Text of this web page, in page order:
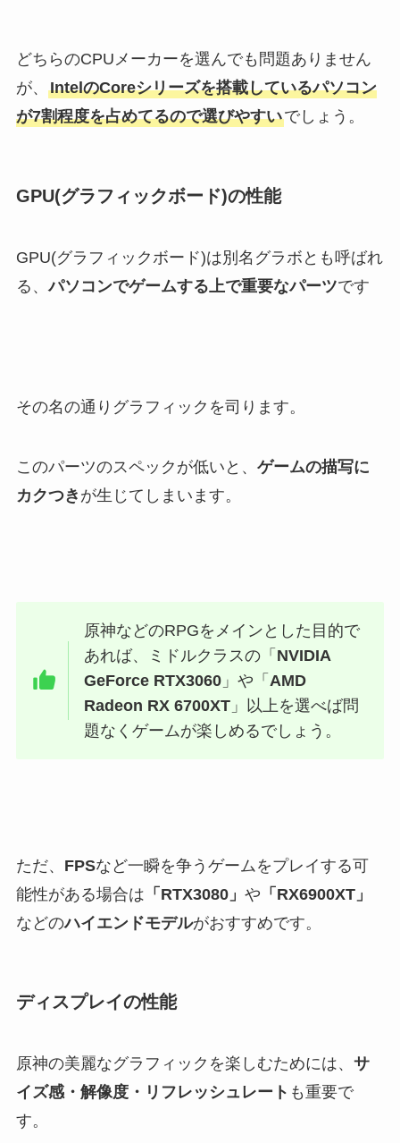
どちらのCPUメーカーを選んでも問題ありません
が、 IntelのCoreシリーズを搭載しているパソコン
が7割程度を占めてるので選びやすいでしょう。
GPU(グラフィックボード)の性能
GPU(グラフィックボード)は別名グラボとも呼ばれ
る、パソコンでゲームする上で重要なパーツです
その名の通りグラフィックを司ります。
このパーツのスペックが低いと、 ゲームの描写に
カクつき が生じてしまいます。
原神などのRPGをメインとした目的で
あれば、ミドルクラスの「 NVIDIA
GeForce RTX3060 」や「AMD
Radeon RX 6700XT 」以上を選べば問
題なくゲームが楽しめるでしょう。
ただ、 FPSなど一瞬を争うゲームをプレイする可
能性がある場合は 「RTX3080」 や 「RX6900XT」
などのハイエンドモデルがおすすめです。
ディスプレイの性能
原神の美麗なグラフィックを楽しむためには、 サ
イズ感・解像度・リフレッシュレート も重要で
す。